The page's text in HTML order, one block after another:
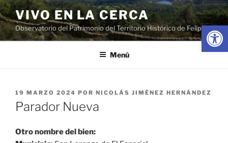
Abrir
Saltar
al
contenido
VIVO EN LA CERCA
Observatorio del Patrimonio del Territorio Histórico de Felipe II
Menú
PUBLICADO
EL
19 MARZO 2024 POR NICOLÁS JIMÉNEZ HERNÁNDEZ
Parador Nueva
Otro nombre del bien: